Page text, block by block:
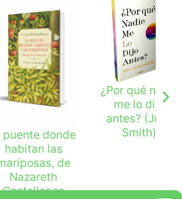
donde
las
de
¿Por qué nadie
me lo dijo
antes? (Julie
Smith)